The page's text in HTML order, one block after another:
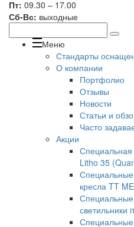
Пт: 09.30 – 17.00
Сб-Вс: выходные
Меню
Стандарты
О компании
Портфолио
Отзывы
Новости
Статьи и
Часто
Акции
Litho 35
Специальные
кресла TT
светильники